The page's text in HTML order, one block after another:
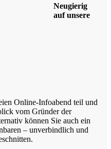
Neugierig
auf unsere
Online-Infoabend teil und
vom Gründer der
können Sie auch ein
– unverbindlich und